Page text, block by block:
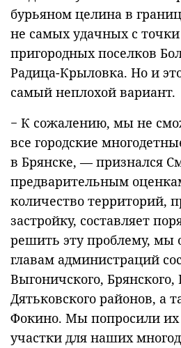
бурьяном целина в
не самых удачных с
пригородных поселков
Радица-Крыловка. Но и
самый неплохой вариант.
− К сожалению, мы не
все городские
в Брянске, — признался
предварительным
количество территорий,
застройку, составляет
решить эту проблему, мы
главам администраций
Выгоничского, Брянского,
Дятьковского районов, а
Фокино. Мы попросили их
участки для наших